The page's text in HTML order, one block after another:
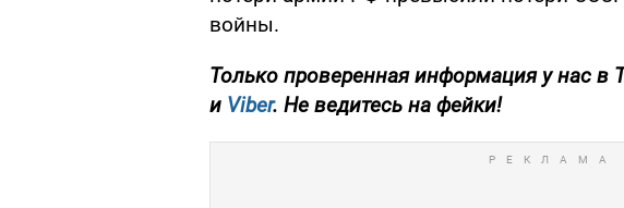
войны.
Только проверенная информация у нас в
и Viber. Не ведитесь на фейки!